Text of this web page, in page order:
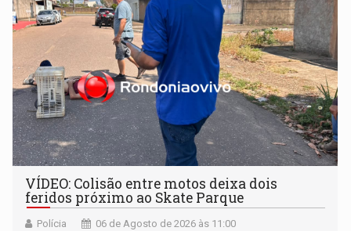
VÍDEO: Colisão entre motos deixa dois
feridos próximo ao Skate Parque
Polícia 06 de Agosto de 2026 às 11:00